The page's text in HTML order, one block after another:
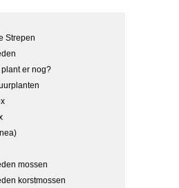
Strepen
er nog?
mossen
korstmossen